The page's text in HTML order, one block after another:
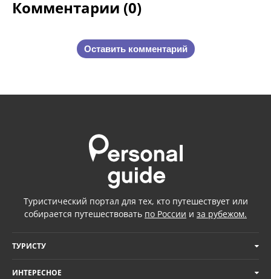
Комментарии (0)
Оставить комментарий
Туристический портал для тех, кто путешествует или
собирается путешествовать по России и за рубежом.
ТУРИСТУ
ИНТЕРЕСНОЕ